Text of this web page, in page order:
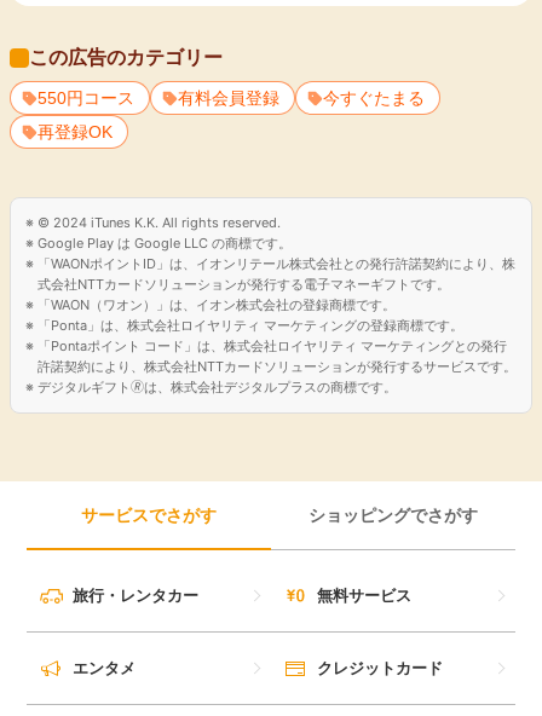
この広告のカテゴリー
550円コース 有料会員登録
今すぐたまる
再登録OK
© 2024 iTunes K.K. All rights reserved.
Google Play は Google LLC の商標です。
「WAONポイントID」は、イオンリテール株式会社との発行許諾契約により、株
式会社NTTカードソリューションが発行する電子マネーギフトです。
「WAON（ワオン）」は、イオン株式会社の登録商標です。
「Ponta」は、株式会社ロイヤリティ マーケティングの登録商標です。
「Pontaポイント コード」は、株式会社ロイヤリティ マーケティングとの発行
許諾契約により、株式会社NTTカードソリューションが発行するサービスです。
デジタルギフト🄬は、株式会社デジタルプラスの商標です。
サービスでさがす ショッピングでさがす
旅行・レンタカー 無料サービス
エンタメ クレジットカード